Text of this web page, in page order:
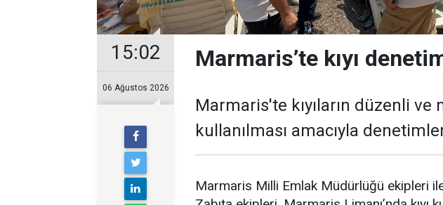
15:02
06 Ağustos 2026
Marmaris’te kıyı
Marmaris'te kıyıların düzenli ve
kullanılması amacıyla
Marmaris Milli Emlak Müdürlüğü ekipleri